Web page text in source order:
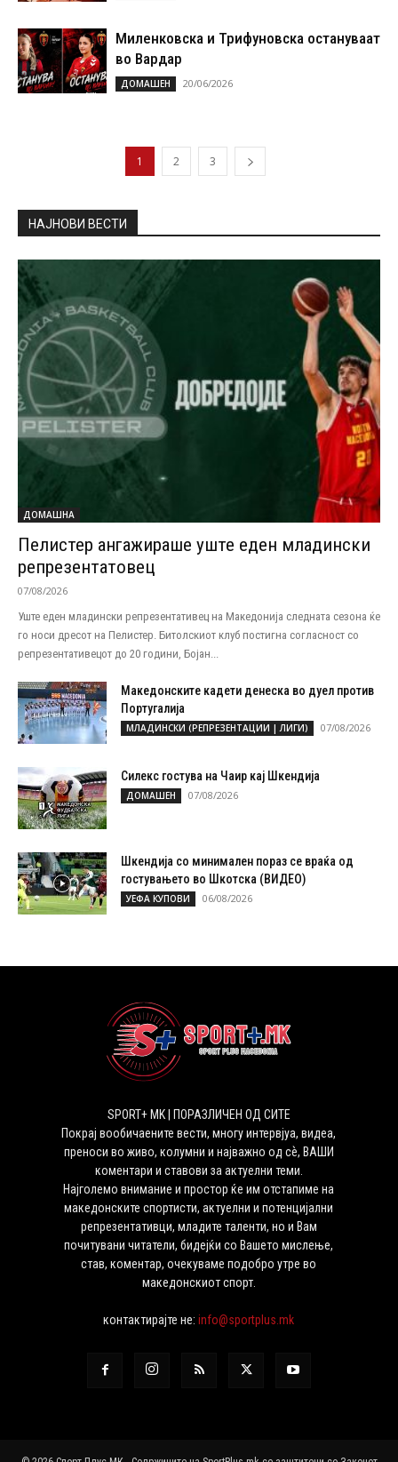
Миленковска и Трифуновска остануваат
во Вардар
ДОМАШЕН 20/06/2026
1 2 3
НАЈНОВИ ВЕСТИ
ДОМАШНА
Пелистер ангажираше уште еден младински
репрезентатовец
07/08/2026
Уште еден младински репрезентативец на Македонија следната сезона ќе
го носи дресот на Пелистер. Битолскиот клуб постигна согласност со
репрезентативецот до 20 години, Бојан...
Македонските кадети денеска во дуел против
Португалија
МЛАДИНСКИ (РЕПРЕЗЕНТАЦИИ | ЛИГИ) 07/08/2026
Силекс гостува на Чаир кај Шкендија
ДОМАШЕН 07/08/2026
Шкендија со минимален пораз се враќа од
гостувањето во Шкотска (ВИДЕО)
УЕФА КУПОВИ 06/08/2026
SPORT+ MK | ПОРАЗЛИЧЕН ОД СИТЕ
Покрај вообичаените вести, многу интервјуа, видеа,
преноси во живо, колумни и најважно од сѐ, ВАШИ
коментари и ставови за актуелни теми.
Најголемо внимание и простор ќе им отстапиме на
македонските спортисти, актуелни и потенцијални
репрезентативци, младите таленти, но и Вам
почитувани читатели, бидејќи со Вашето мислење,
став, коментар, очекуваме подобро утре во
македонскиот спорт.
контактирајте не:info@sportplus.mk